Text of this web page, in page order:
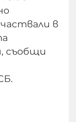
в
съобщи